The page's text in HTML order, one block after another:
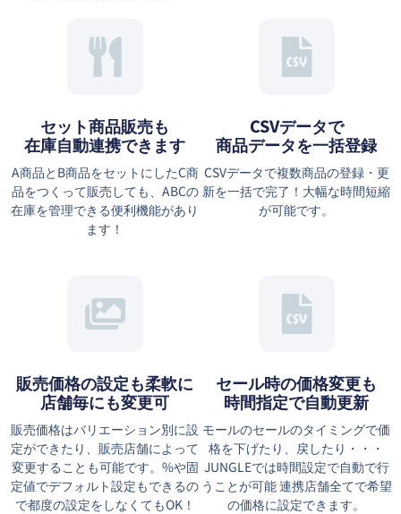
セット商品販売も
在庫自動連携できます
A商品とB商品をセットにしたC商
品をつくって販売しても、ABCの
在庫を管理できる便利機能があり
ます！
CSVデータで
商品データを一括登録
CSVデータで複数商品の登録・更
新を一括で完了！大幅な時間短縮
が可能です。
販売価格の設定も柔軟に
店舗毎にも変更可
販売価格はバリエーション別に設
定ができたり、販売店舗によって
変更することも可能です。%や固
定値でデフォルト設定もできるの
で都度の設定をしなくてもOK！
セール時の価格変更も
時間指定で自動更新
モールのセールのタイミングで価
格を下げたり、戻したり・・・
JUNGLEでは時間設定で自動で行
うことが可能 連携店舗全てで希望
の価格に設定できます。